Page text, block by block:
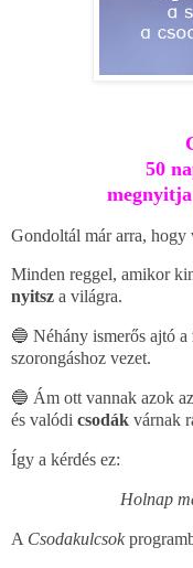
50
Gondoltál már arra, hogy
Minden reggel, amikor
nyitsz a világra.
🔵 Néhány ismerős ajtó a
szorongáshoz vezet.
🔵 Ám ott vannak azok
és valódi csodák várnak
Így a kérdés ez:
Holnap
A Csodakulcsok